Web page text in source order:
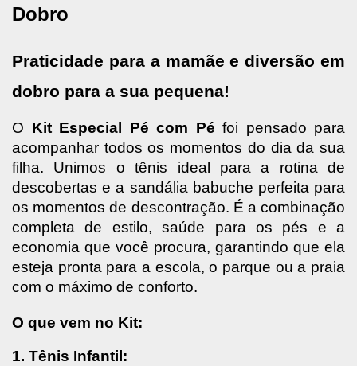
Dobro
Praticidade para a mamãe e diversão em
dobro para a sua pequena!
O Kit Especial Pé com Pé foi pensado para
acompanhar todos os momentos do dia da sua
filha. Unimos o tênis ideal para a rotina de
descobertas e a sandália babuche perfeita para
os momentos de descontração. É a combinação
completa de estilo, saúde para os pés e a
economia que você procura, garantindo que ela
esteja pronta para a escola, o parque ou a praia
com o máximo de conforto.
O que vem no Kit:
1. Tênis Infantil: